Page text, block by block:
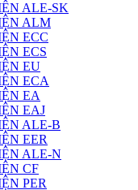
ALE-SK
ALM
ECC
ECS
EU
ECA
EA
EAJ
ALE-B
EER
ALE-N
CF
PER